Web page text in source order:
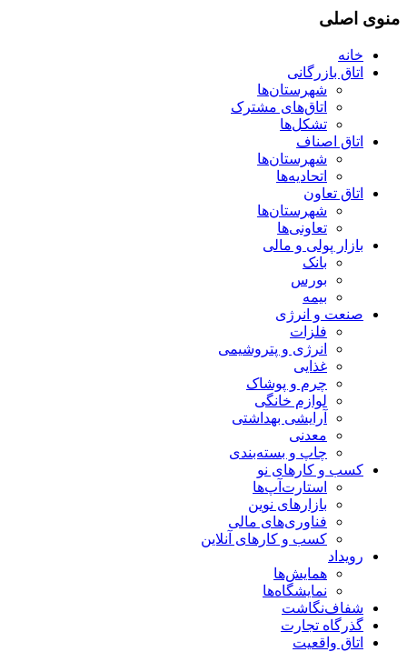
منوی اصلی
خانه
اتاق بازرگانی
شهرستان‌ها
اتاق‌های مشترک
تشکل‌ها
اتاق اصناف
شهرستان‌ها
اتحادیه‌ها
اتاق تعاون
شهرستان‌ها
تعاونی‌ها
بازار پولی و مالی
بانک
بورس
بیمه
صنعت و انرژی
فلزات
انرژی و پتروشیمی
غذایی
چرم و پوشاک
لوازم خانگی
آرایشی بهداشتی
معدنی
چاپ و بسته‌بندی
کسب و کارهای نو
استارت‌آپ‌ها
بازارهای نوین
فناوری‌های مالی
کسب و کارهای آنلاین
رویداد
همایش‌ها
نمایشگاه‌ها
شفاف‌نگاشت
گذرگاه تجارت
اتاق واقعیت